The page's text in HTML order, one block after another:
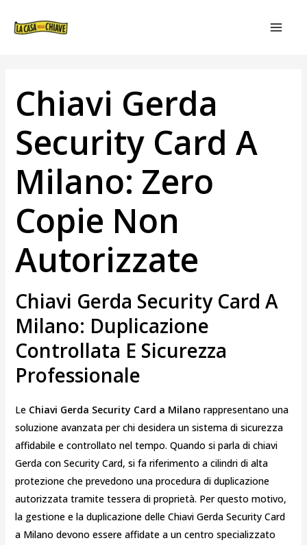
Chiavi Gerda
Security Card A
Milano: Zero
Copie Non
Autorizzate
Chiavi Gerda Security Card A
Milano: Duplicazione
Controllata E Sicurezza
Professionale
Le Chiavi Gerda Security Card a Milano rappresentano una
soluzione avanzata per chi desidera un sistema di sicurezza
affidabile e controllato nel tempo. Quando si parla di chiavi
Gerda con Security Card, si fa riferimento a cilindri di alta
protezione che prevedono una procedura di duplicazione
autorizzata tramite tessera di proprietà. Per questo motivo,
la gestione e la duplicazione delle Chiavi Gerda Security Card
a Milano devono essere affidate a un centro specializzato
ARTICOLI